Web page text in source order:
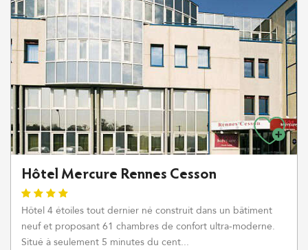
Hôtel Mercure Rennes Cesson
Hôtel 4 étoiles tout dernier né construit dans un bâtiment
neuf et proposant 61 chambres de confort ultra-moderne.
Situé à seulement 5 minutes du cent...